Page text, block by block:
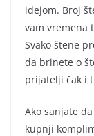
idejom. Broj
vam vremena
Svako štene
da brinete o
prijatelji čak i
Ako sanjate
kupnji